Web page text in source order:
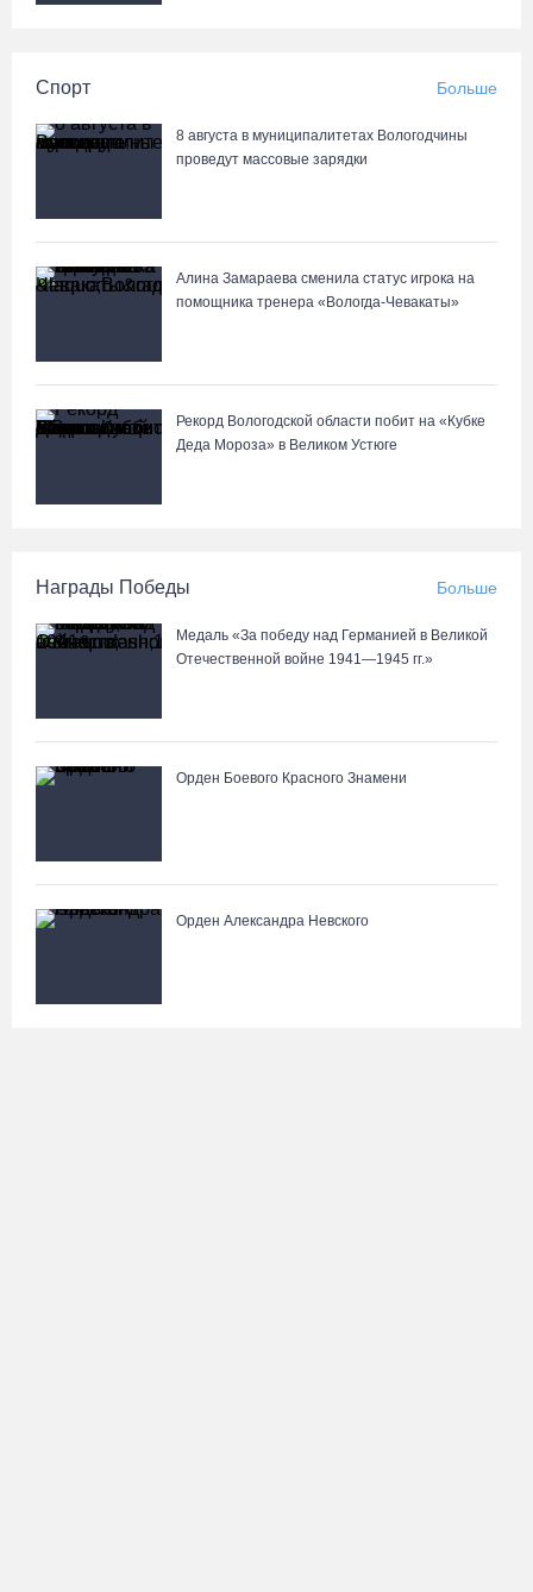
Спорт Больше
8 августа в муниципалитетах Вологодчины
проведут массовые зарядки
Алина Замараева сменила статус игрока на
помощника тренера «Вологда-Чевакаты»
Рекорд Вологодской области побит на «Кубке
Деда Мороза» в Великом Устюге
Награды Победы Больше
Медаль «За победу над Германией в Великой
Отечественной войне 1941—1945 гг.»
Орден Боевого Красного Знамени
Орден Александра Невского